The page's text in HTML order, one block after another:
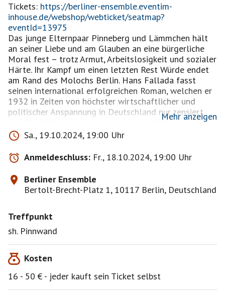
Tickets: https://berliner-ensemble.eventim-
inhouse.de/webshop/webticket/seatmap?
eventId=13975
Das junge Elternpaar Pinneberg und Lämmchen hält
an seiner Liebe und am Glauben an eine bürgerliche
Moral fest – trotz Armut, Arbeitslosigkeit und sozialer
Härte. Ihr Kampf um einen letzten Rest Würde endet
am Rand des Molochs Berlin. Hans Fallada fasst
seinen international erfolgreichen Roman, welchen er
1932 in Zeiten von höchster wirtschaftlicher und
politischer Anspannung in Deutschland nur zensiert
veröffentlichen konnte, so zusammen: "Ehe und Wehe
von Johannes Pinneberg, Angestellter, verliert seine
Stellung, bekommt eine Stellung, wird endgültig
arbeitslos. Einer von sechs Millionen, ein Garnichts,
und was der Garnichts fühlt, denkt und erlebt." Die
Frage "Was nun?" wurde historisch von der
Machtergreifung der Nationalsozialisten beantwortet.
Die Frage, wie wirkungsvoll individueller
beantwortete Fallada mit einem utopischen Moment.
Texten von Fallada, die er größtenteils im Gefängnis
der Schuh, dann du".
Mehr anzeigen
Sa., 19.10.2024, 19:00 Uhr
Anmeldeschluss: Fr., 18.10.2024, 19:00 Uhr
Berliner Ensemble
Bertolt-Brecht-Platz 1, 10117 Berlin, Deutschland
Treffpunkt
sh. Pinnwand
Kosten
16 - 50 € - jeder kauft sein Ticket selbst